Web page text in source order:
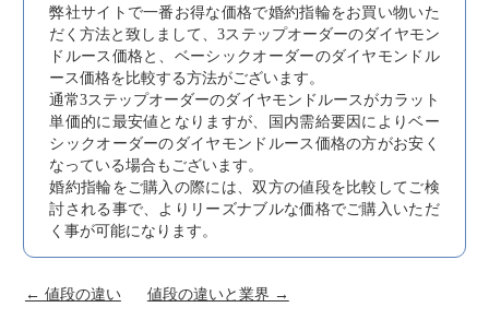
弊社サイトで一番お得な価格で婚約指輪をお買い物いた
だく方法と致しまして、3ステップオーダーのダイヤモン
ドルース価格と、ベーシックオーダーのダイヤモンドル
ース価格を比較する方法がございます。
通常3ステップオーダーのダイヤモンドルースがカラット
単価的に最安値となりますが、国内需給要因によりベー
シックオーダーのダイヤモンドルース価格の方がお安く
なっている場合もございます。
婚約指輪をご購入の際には、双方の値段を比較してご検
討される事で、よりリーズナブルな価格でご購入いただ
く事が可能になります。
← 値段の違い 値段の違いと業界 →